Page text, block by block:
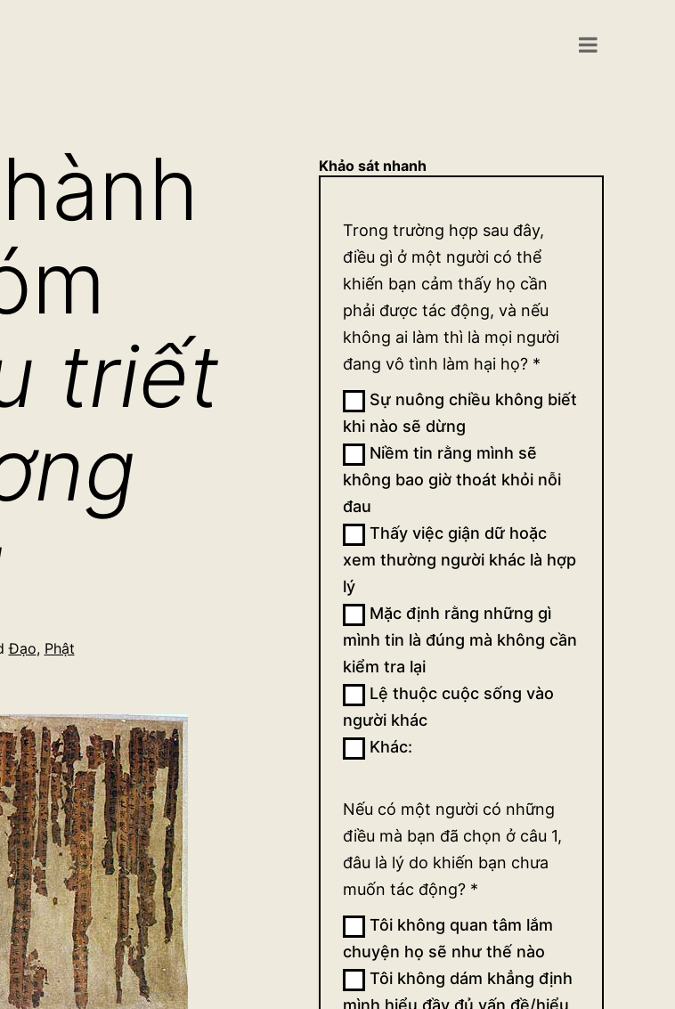
triết
Đạo, Phật
Khảo sát nhanh
sát
quan
điểm
về sự
tác
động
(ngắn)
Trong trường hợp sau đây,
điều gì ở một người có thể
khiến bạn cảm thấy họ cần
phải được tác động, và nếu
không ai làm thì là mọi người
đang vô tình làm hại họ? *
Sự nuông chiều không biết
khi nào sẽ dừng
Niềm tin rằng mình sẽ
không bao giờ thoát khỏi nỗi
đau
Thấy việc giận dữ hoặc
xem thường người khác là hợp
lý
Mặc định rằng những gì
mình tin là đúng mà không cần
kiểm tra lại
Lệ thuộc cuộc sống vào
người khác
Khác:
Nếu có một người có những
điều mà bạn đã chọn ở câu 1,
đâu là lý do khiến bạn chưa
muốn tác động? *
Tôi không quan tâm lắm
chuyện họ sẽ như thế nào
Tôi không dám khẳng định
mình hiểu đầy đủ vấn đề/hiểu